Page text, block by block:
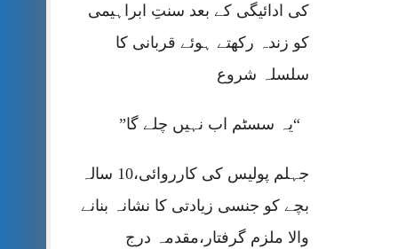
کی ادائیگی کے بعد سنتِ ابراہیمی
کو زندہ رکھتے ہوئے قربانی کا
سلسلہ شروع
“یہ سسٹم اب نہیں چلے گا”
جہلم پولیس کی کارروائی،10 سالہ
بچے کو جنسی زیادتی کا نشانہ بنانے
والا ملزم گرفتار،مقدمہ درج